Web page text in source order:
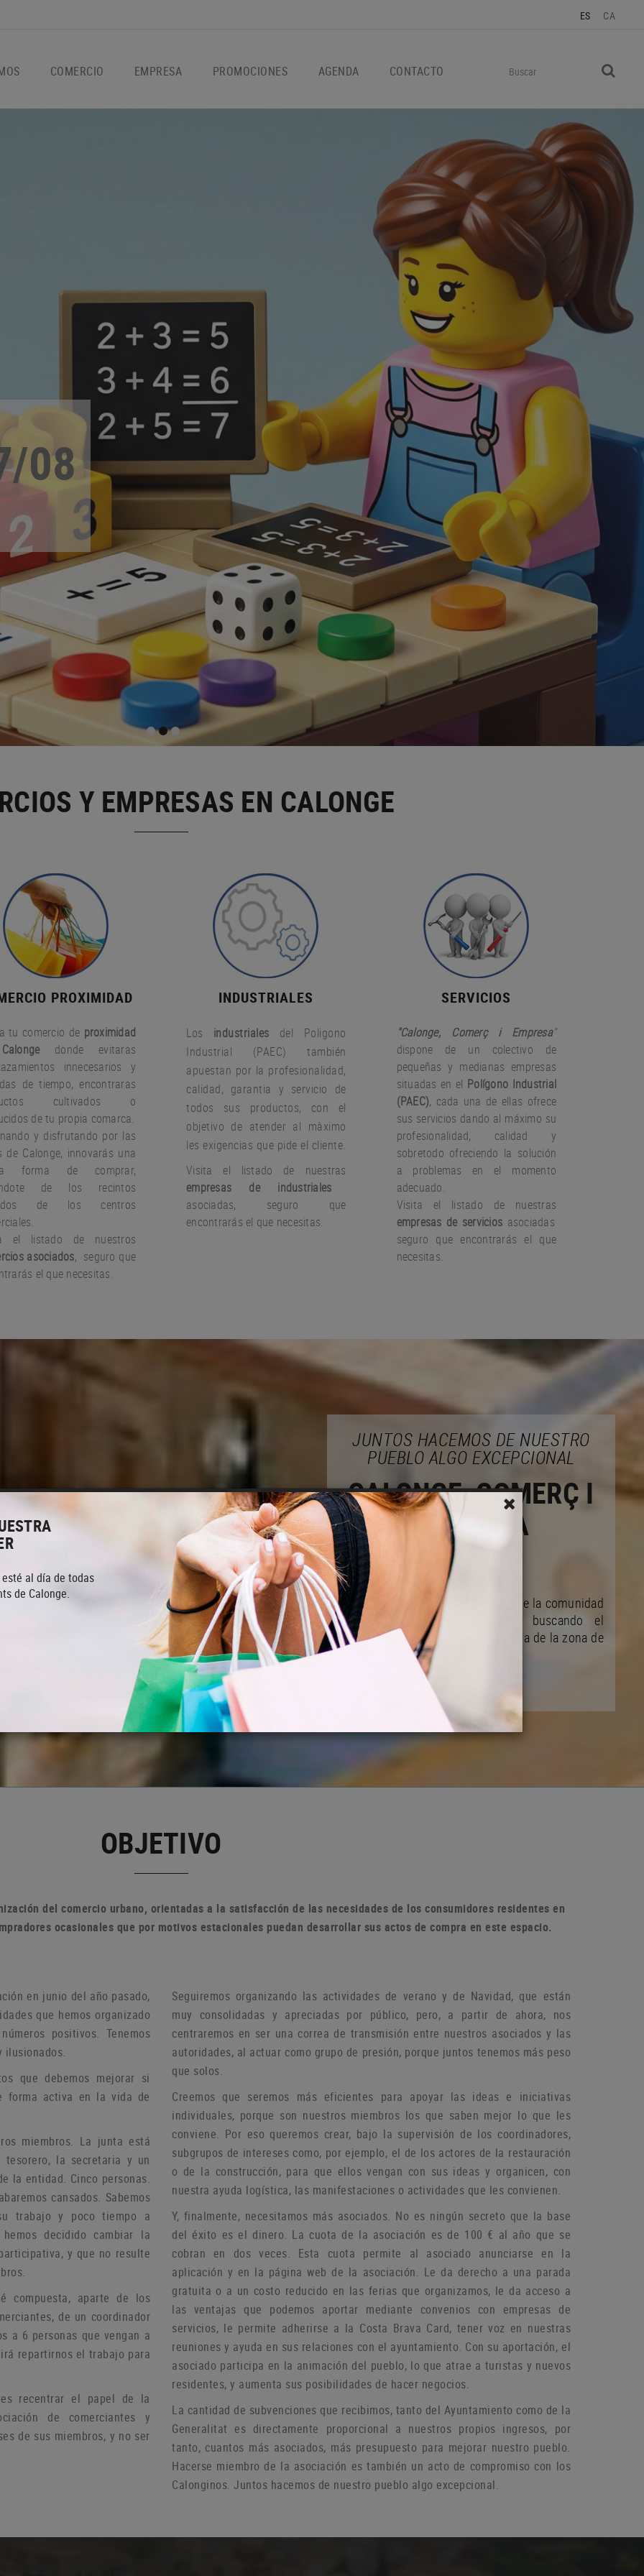
ES CA
COMERCIO EMPRESA PROMOCIONES AGENDA CONTACTO
Y EMPRESAS EN CALONGE
PROXIMIDAD
tu comercio de proximidad
donde evitaras
innecesarios y
de tiempo, encontraras
cultivados o
de tu propia comarca.
y disfrutando por las
de Calonge, innovarás una
forma de comprar,
de los recintos
de los centros
el listado de nuestros
asociados, seguro que
el que necesitas.
INDUSTRIALES
Los industriales del Poligono
Industrial (PAEC) también
apuestan por la profesionalidad,
calidad, garantia y servicio de
todos sus productos, con el
objetivo de atender al màximo
les exigencias que pide el cliente.
Visita el listado de nuestras
empresas de industriales
asociadas, seguro que
encontrarás el que necesitas.
SERVICIOS
"Calonge, Comerç i Empresa"
dispone de un colectivo de
pequeñas y medianas empresas
situadas en el Polígono Industrial
(PAEC), cada una de ellas ofrece
sus servicios dando al máximo su
profesionalidad, calidad y
sobretodo ofreciendo la solución
a problemas en el momento
adecuado.
Visita el listado de nuestras
empresas de servicios asociadas
seguro que encontrarás el que
necesitas.
JUNTOS HACEMOS DE NUESTRO
PUEBLO ALGO EXCEPCIONAL
CALONGE, COMERÇ I
EMPRESA
Actuamos en bien de las mejoras de la comunidad
y de su desarrollo ciudadano buscando el
mejoramiento de la vida comunitaria de la zona de
la población
OBJETIVO
del comercio urbano, orientadas a la satisfacción de las necesidades de los consumidores residentes en
ocasionales que por motivos estacionales puedan desarrollar sus actos de compra en este espacio.
en junio del año pasado,
que hemos organizado
positivos. Tenemos
ilusionados.
que debemos mejorar si
forma activa en la vida de
miembros. La junta está
la secretaria y un
la entidad. Cinco personas.
cansados. Sabemos
trabajo y poco tiempo a
decidido cambiar la
y que no resulte
compuesta, aparte de los
de un coordinador
a 6 personas que vengan a
repartirnos el trabajo para
recentrar el papel de la
de comerciantes y
de sus miembros, y no ser
Seguiremos organizando las actividades de verano y de Navidad, que están
muy consolidadas y apreciadas por público, pero, a partir de ahora, nos
centraremos en ser una correa de transmisión entre nuestros asociados y las
autoridades, al actuar como grupo de presión, porque juntos tenemos más peso
que solos.
Creemos que seremos más eficientes para apoyar las ideas e iniciativas
individuales, porque son nuestros miembros los que saben mejor lo que les
conviene. Por eso queremos crear, bajo la supervisión de los coordinadores,
subgrupos de intereses como, por ejemplo, el de los actores de la restauración
o de la construcción, para que ellos vengan con sus ideas y organicen, con
nuestra ayuda logística, las manifestaciones o actividades que les convienen.
Y, finalmente, necesitamos más asociados. No es ningún secreto que la base
del éxito es el dinero. La cuota de la asociación es de 100 € al año que se
cobran en dos veces. Esta cuota permite al asociado anunciarse en la
aplicación y en la página web de la asociación. Le da derecho a una parada
gratuita o a un costo reducido en las ferias que organizamos, le da acceso a
las ventajas que podemos aportar mediante convenios con empresas de
servicios, le permite adherirse a la Costa Brava Card, tener voz en nuestras
reuniones y ayuda en sus relaciones con el ayuntamiento. Con su aportación, el
asociado participa en la animación del pueblo, lo que atrae a turistas y nuevos
residentes, y aumenta sus posibilidades de hacer negocios.
La cantidad de subvenciones que recibimos, tanto del Ayuntamiento como de la
Generalitat es directamente proporcional a nuestros propios ingresos, por
tanto, cuantos más asociados, más presupuesto para mejorar nuestro pueblo.
Hacerse miembro de la asociación es también un acto de compromiso con los
Calonginos. Juntos hacemos de nuestro pueblo algo excepcional.
al día de todas
de Calonge.